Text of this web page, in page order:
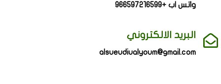
واتس اب +966597216599
البريد الالكتروني
alsueudiualyoum@gmail.com